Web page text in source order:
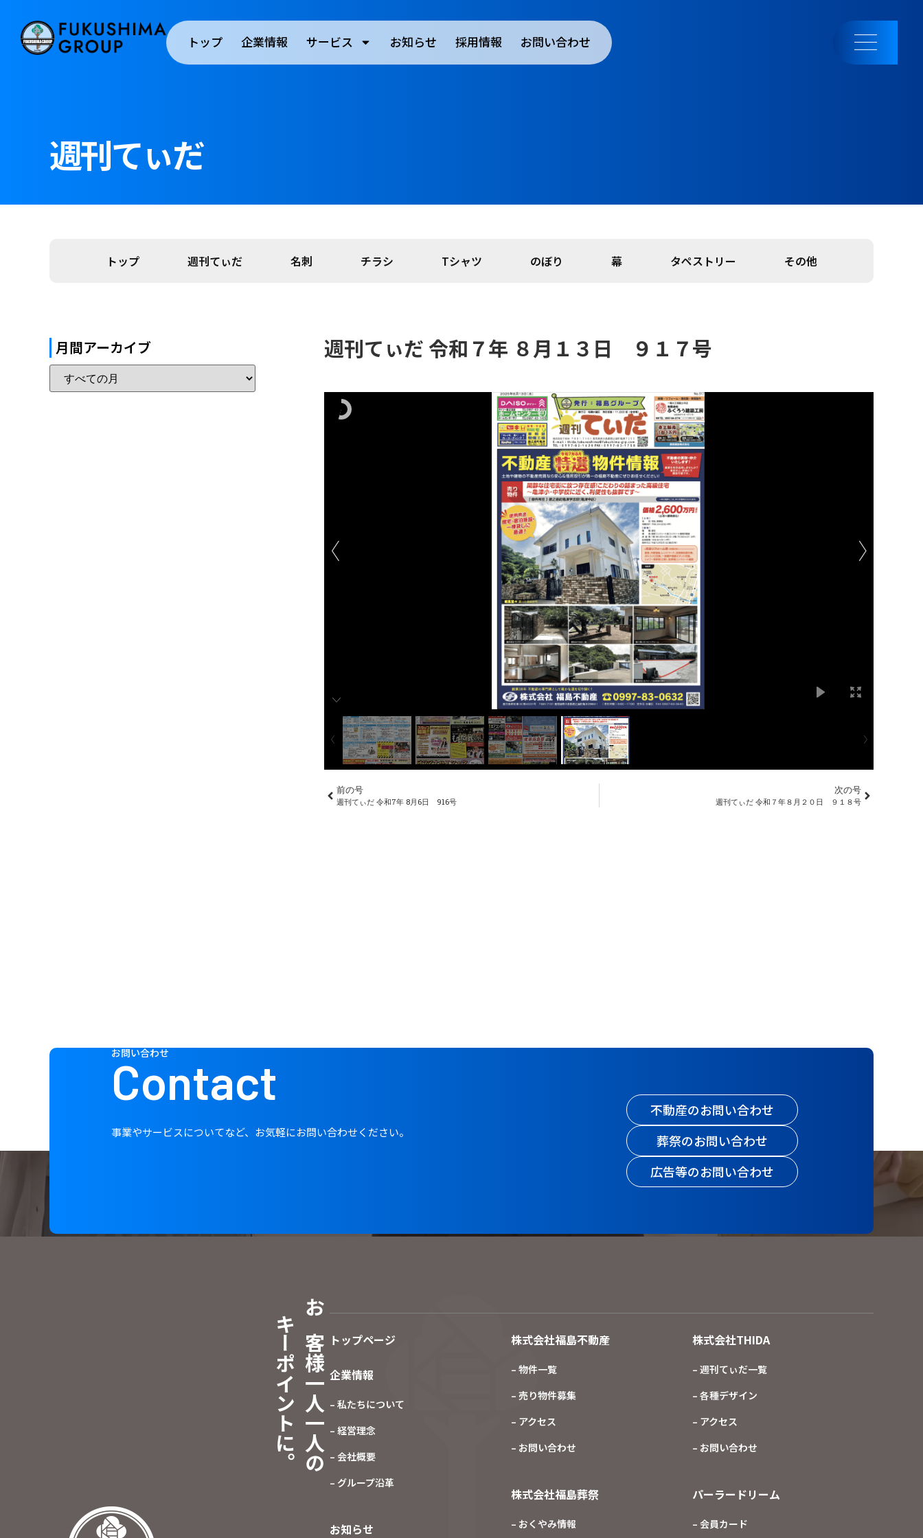
トップ 企業情報 サービス お知らせ 採用情報 お問い合わせ
週刊てぃだ
トップ 週刊てぃだ 名刺 チラシ Tシャツ のぼり 幕 タペストリー その他
月間アーカイブ 週刊てぃだ 令和７年 ８月１３日 ９１７号
前の号
週刊てぃだ 令和7年 8月6日 916号
次の号
週刊てぃだ 令和７年８月２０日 ９１８号
お問い合わせ
Contact
事業やサービスについてなど、お気軽にお問い合わせください。
不動産のお問い合わせ
葬祭のお問い合わせ
広告等のお問い合わせ
お客様一人一人の
キーポイントに。 トップページ
企業情報
– 私たちについて
– 経営理念
– 会社概要
– グループ沿革
お知らせ
株式会社福島不動産
– 物件一覧
– 売り物件募集
– アクセス
– お問い合わせ
株式会社福島葬祭
– おくやみ情報
株式会社THIDA
– 週刊てぃだ一覧
– 各種デザイン
– アクセス
– お問い合わせ
パーラードリーム
– 会員カード